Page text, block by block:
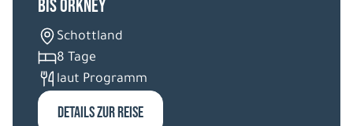
bis Orkney
Schottland
8 Tage
laut Programm
DETAILS ZUR REISE